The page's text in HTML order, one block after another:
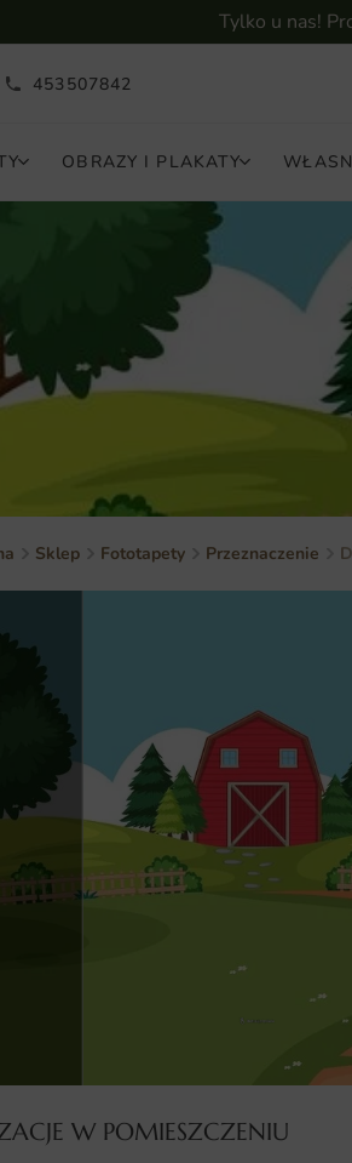
Tylko u nas!
453507842
OBRAZY I PLAKATY
Sklep Fototapety Przeznaczenie
W POMIESZCZENIU